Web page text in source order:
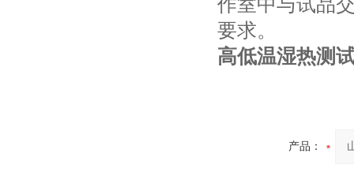
作室中与试品
要求。
高低温湿热测
产品：